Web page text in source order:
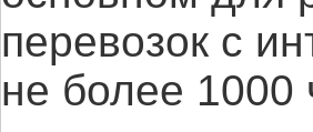
перевозок с
не более 1000